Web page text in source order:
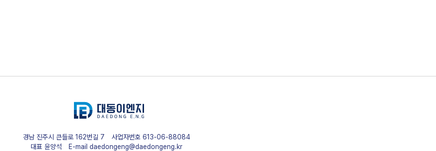
경남 진주시 큰들로 162번길 7 사업자번호 613-06-88084
대표 윤양석 E-mail daedongeng@daedongeng.kr